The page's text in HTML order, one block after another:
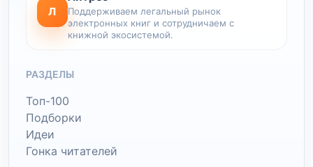
Л
Поддерживаем легальный рынок
электронных книг и сотрудничаем с
книжной экосистемой.
РАЗДЕЛЫ
Топ-100
Подборки
Идеи
Гонка читателей